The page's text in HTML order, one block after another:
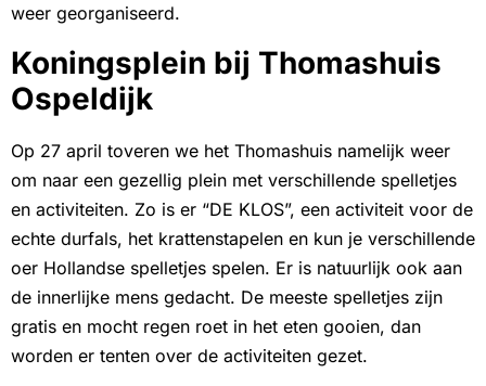
weer georganiseerd.
Koningsplein bij Thomashuis
Ospeldijk
Op 27 april toveren we het Thomashuis namelijk weer
om naar een gezellig plein met verschillende spelletjes
en activiteiten. Zo is er “DE KLOS”, een activiteit voor de
echte durfals, het krattenstapelen en kun je verschillende
oer Hollandse spelletjes spelen. Er is natuurlijk ook aan
de innerlijke mens gedacht. De meeste spelletjes zijn
gratis en mocht regen roet in het eten gooien, dan
worden er tenten over de activiteiten gezet.